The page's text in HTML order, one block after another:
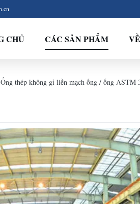
CHỦ CÁC SẢN PHẨM
Ống thép không gỉ liền mạch ống / ống ASTM